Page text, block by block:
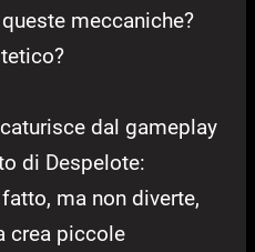
meccaniche?
dal gameplay
di Despelote:
ma non diverte,
crea piccole